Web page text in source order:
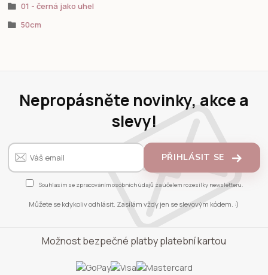
01 - černá jako uhel
50cm
Nepropásněte novinky, akce a
slevy!
PŘIHLÁSIT SE
Souhlasím se zpracováním osobních údajů za účelem rozesílky newsletteru.
Můžete se kdykoliv odhlásit. Zasílám vždy jen se slevovým kódem. :)
Možnost bezpečné platby platební kartou